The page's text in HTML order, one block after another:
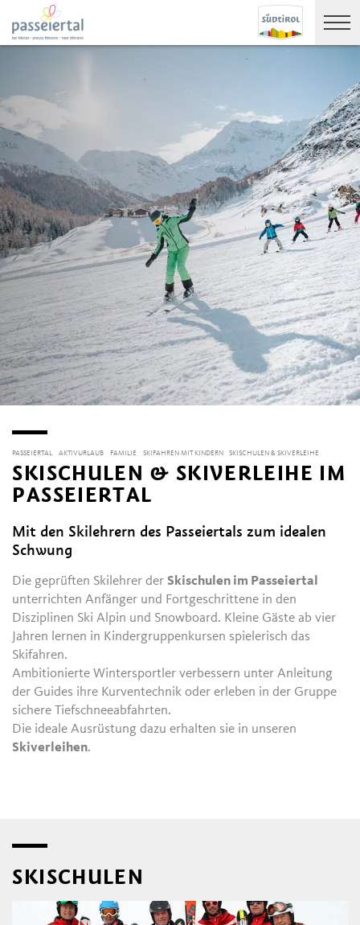
PASSEIERTAL AKTIVURLAUB FAMILIE SKIFAHREN MIT KINDERN SKISCHULEN & SKIVERLEIHE
SKISCHULEN & SKIVERLEIHE IM
PASSEIERTAL
Mit den Skilehrern des Passeiertals zum idealen
Schwung
Die geprüften Skilehrer derSkischulen im Passeiertal
unterrichten Anfänger und Fortgeschrittene in den
Disziplinen Ski Alpin und Snowboard. Kleine Gäste ab vier
Jahren lernen in Kindergruppenkursen spielerisch das
Skifahren.
Ambitionierte Wintersportler verbessern unter Anleitung
der Guides ihre Kurventechnik oder erleben in der Gruppe
sichere Tiefschneeabfahrten.
Die ideale Ausrüstung dazu erhalten sie in unseren
Skiverleihen.
SKISCHULEN